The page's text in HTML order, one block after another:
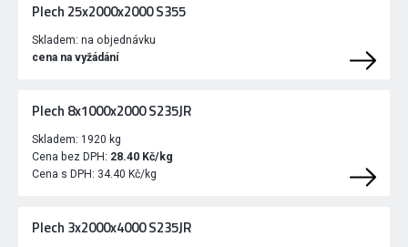
Plech 25x2000x2000 S355
Skladem: na objednávku
cena na vyžádání
Plech 8x1000x2000 S235JR
Skladem: 1920 kg
Cena bez DPH: 28.40 Kč/kg
Cena s DPH: 34.40 Kč/kg
Plech 3x2000x4000 S235JR